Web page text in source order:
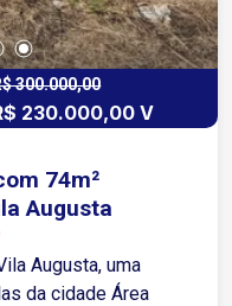
300.000,00
230.000,00 V
74m²
Augusta
Augusta, uma
cidade Área